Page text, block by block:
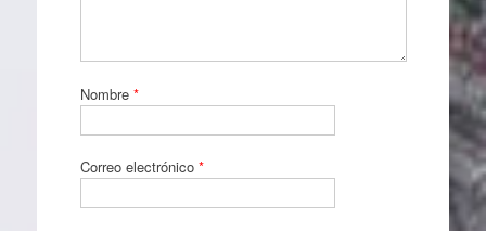
Nombre *
Correo electrónico *